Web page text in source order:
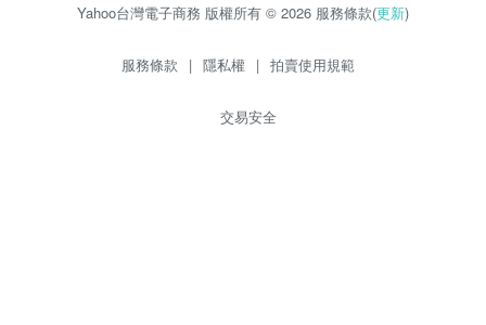
Yahoo台灣電子商務 版權所有 © 2026 服務條款(更新)
服務條款 | 隱私權 | 拍賣使用規範
交易安全